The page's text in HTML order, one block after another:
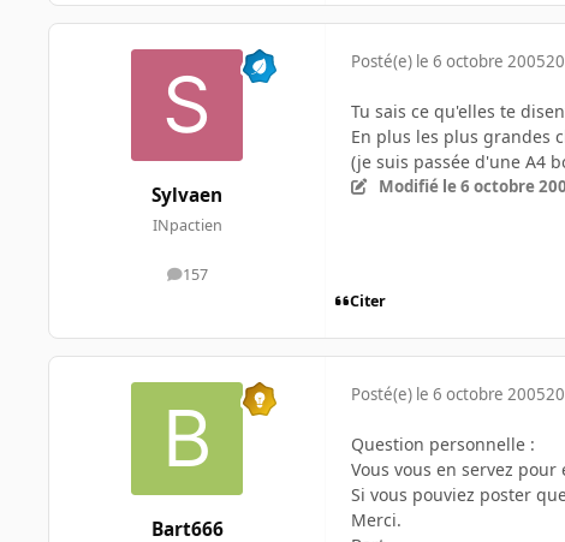
Sylvaen
INpactien
157
messages
Posté(e) le 6 octobre 2005
Tu sais ce qu'elles te
En plus les plus grandes
(je suis passée d'une A4
Modifié le 6 octobre
Citer
Bart666
Posté(e) le 6 octobre 2005
Question personnelle :
Vous vous en servez
Si vous pouviez poster
Merci.